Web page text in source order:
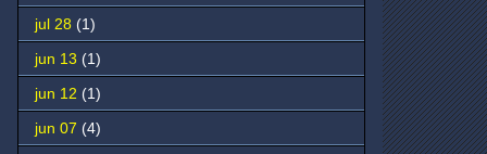
jul 28 (1)
jun 13 (1)
jun 12 (1)
jun 07 (4)